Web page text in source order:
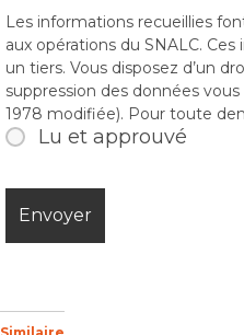
Lu et approuvé
Les informations recueillies
aux opérations du SNALC.
un tiers. Vous disposez d’un
suppression des données
1978 modifiée). Pour toute